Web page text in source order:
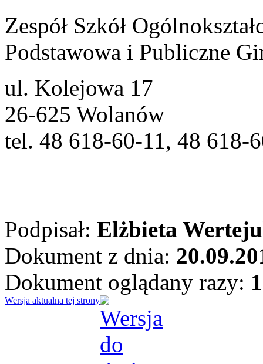
Zespół Szkół
Podstawowa i Publiczne
ul. Kolejowa 17
26-625 Wolanów
tel. 48 618-60-11, 48 618-
Podpisał: Elżbieta
Dokument z dnia:
Dokument oglądany razy:
Wersja aktualna tej strony